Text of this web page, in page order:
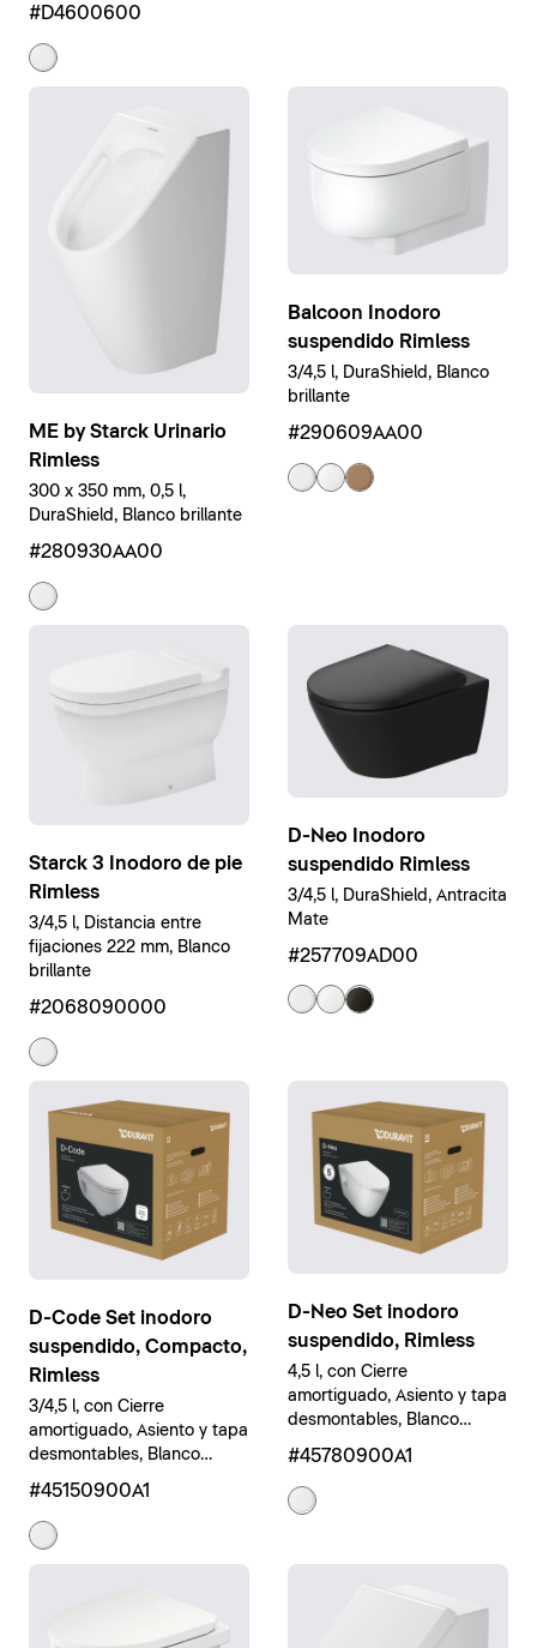
#D4600600
ME by Starck Urinario
Rimless
300 x 350 mm, 0,5 l,
DuraShield, Blanco brillante
#280930AA00
Balcoon Inodoro
suspendido Rimless
3/4,5 l, DuraShield, Blanco
brillante
#290609AA00
Starck 3 Inodoro de pie
Rimless
3/4,5 l, Distancia entre
fijaciones 222 mm, Blanco
brillante
#2068090000
D-Neo Inodoro
suspendido Rimless
3/4,5 l, DuraShield, Antracita
Mate
#257709AD00
D-Code Set inodoro
suspendido, Compacto,
Rimless
3/4,5 l, con Cierre
amortiguado, Asiento y tapa
desmontables, Blanco
brillante
#45150900A1
D-Neo Set inodoro
suspendido, Rimless
4,5 l, con Cierre
amortiguado, Asiento y tapa
desmontables, Blanco
#45780900A1